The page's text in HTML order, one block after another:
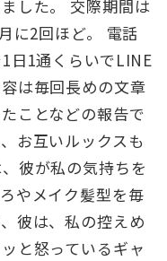
した。 交際期間は
に2回ほど。 電話
日1通くらいでLINE
は毎回長めの文章
ことなどの報告で
お互いルックスも
彼が私の気持ちを
やメイク髪型を毎
彼は、私の控えめ
と怒っているギャ